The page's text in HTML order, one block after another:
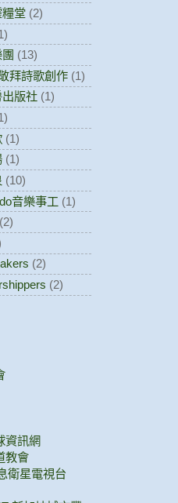
堂 (2)
(13)
拜詩歌創作 (1)
版社 (1)
(1)
(1)
(10)
音樂事工 (1)
(2)
(2)
(2)
資訊網
教會
衛星電視台